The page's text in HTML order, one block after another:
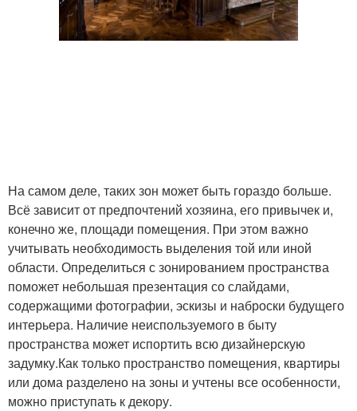
На самом деле, таких зон может быть гораздо больше.
Всё зависит от предпочтений хозяина, его привычек и,
конечно же, площади помещения. При этом важно
учитывать необходимость выделения той или иной
области. Определиться с зонированием пространства
поможет небольшая презентация со слайдами,
содержащими фотографии, эскизы и наброски будущего
интерьера. Наличие неиспользуемого в быту
пространства может испортить всю дизайнерскую
задумку.Как только пространство помещения, квартиры
или дома разделено на зоны и учтены все особенности,
можно приступать к декору.